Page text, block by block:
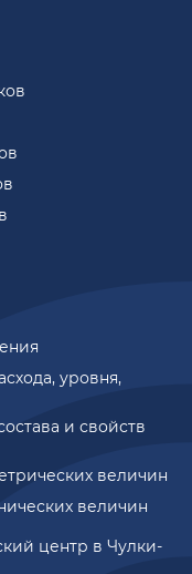
центр в Чулки-
уровня,
и свойств
величин
величин